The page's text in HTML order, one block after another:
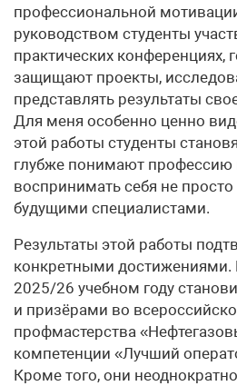
профессиональной
руководством студенты
практических конференциях,
защищают проекты,
представлять результаты
Для меня особенно ценно
этой работы студенты
глубже понимают профессию
воспринимать себя не
будущими специалистами.
Результаты этой работы
конкретными достижениями.
2025/26 учебном году
и призёрами во
профмастерства
компетенции «Лучший
Кроме того, они